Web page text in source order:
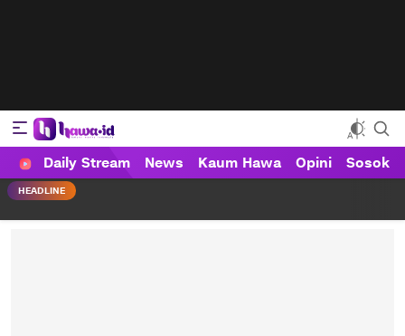
HAWA
Haluan Wanita Indonesia
Daily Stream News Kaum Hawa Opini Sosok
HEADLINE